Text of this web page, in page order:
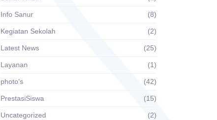
Info Sanur (8)
Kegiatan Sekolah (2)
Latest News (25)
Layanan (1)
photo's (42)
PrestasiSiswa (15)
Uncategorized (2)